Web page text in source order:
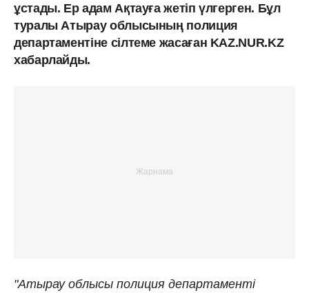
ұстады. Ер адам Ақтауға жетіп үлгерген. Бұл
туралы Атырау облысының полиция
департаментіне сілтеме жасаған KAZ.NUR.KZ
хабарлайды.
"Атырау облысы полиция департаменті